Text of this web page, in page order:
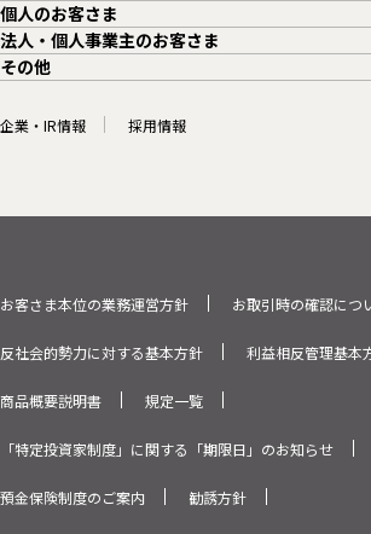
個人のお客さま
法人・個人事業主のお客さま
その他
企業・IR情報 採用情報
お客さま本位の業務運営方針 お取引時の確認につ
反社会的勢力に対する基本方針 利益相反管理基本
商品概要説明書 規定一覧
「特定投資家制度」に関する「期限日」のお知らせ
預金保険制度のご案内 勧誘方針